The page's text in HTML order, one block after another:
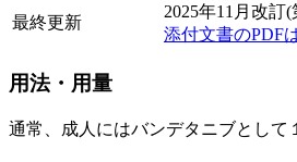
最終更新
2025年11月改訂(
添付文書のPDF
用法・用量
通常、成人にはバンデタニブとして